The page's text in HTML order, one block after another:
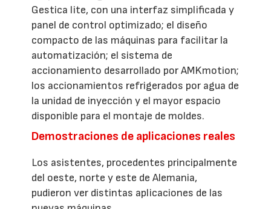
Gestica lite, con una interfaz simplificada y
panel de control optimizado; el diseño
compacto de las máquinas para facilitar la
automatización; el sistema de
accionamiento desarrollado por AMKmotion;
los accionamientos refrigerados por agua de
la unidad de inyección y el mayor espacio
disponible para el montaje de moldes.
Demostraciones de aplicaciones reales
Los asistentes, procedentes principalmente
del oeste, norte y este de Alemania,
pudieron ver distintas aplicaciones de las